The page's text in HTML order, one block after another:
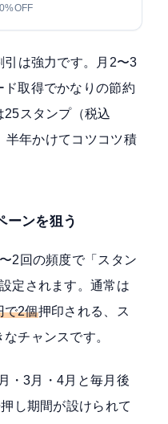
は強力です。月2〜3
取得でかなりの節約
スタンプ（税込
半年かけてコツコツ積
ーンを狙う
2回の頻度で「スタン
定されます。通常は
で2個押印される、ス
チャンスです。
・3月・4月と毎月後
し期間が設けられて